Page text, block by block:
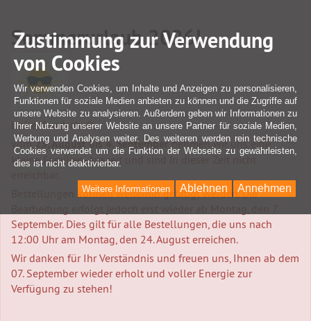
Sommerurlaub 2026!
Liebe Kundschaft,
vom25. August bis 4. Septembernehmen wir uns eine
kleine Familien-Auszeit und sind in dieser Zeit nicht
Bestellungen können weiterhin getätigt werden. Die
September. Dies gilt für alle Bestellungen, die uns nach
12:00 Uhr am Montag, den 24. August erreichen.
Wir danken für Ihr Verständnis und freuen uns, Ihnen ab dem
07. September wieder erholt und voller Energie zur
Verfügung zu stehen!
Zustimmung zur Verwendung
von Cookies
Wir verwenden Cookies, um Inhalte und Anzeigen zu personalisieren,
Funktionen für soziale Medien anbieten zu können und die Zugriffe auf
unsere Website zu analysieren. Außerdem geben wir Informationen zu
Ihrer Nutzung unserer Website an unsere Partner für soziale Medien,
Werbung und Analysen weiter. Des weiteren werden rein technische
Cookies verwendet um die Funktion der Webseite zu gewährleisten,
dies ist nicht deaktivierbar.
Annehmen
Ablehnen
Weitere Informationen